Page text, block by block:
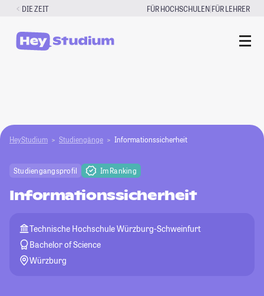
Zum
springen
DIE ZEIT FÜR HOCHSCHULEN|FÜR LEHRER
HeyStudium Studiengänge Informationssicherheit
Studiengangsprofil Im Ranking
Informationssicherheit
Technische Hochschule Würzburg-Schweinfurt
Bachelor of Science
Würzburg